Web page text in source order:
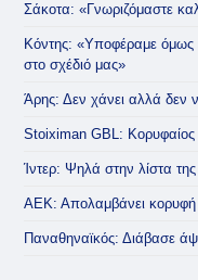
Σάκοτα: «Γνωριζόμαστε
Κόντης: «Υποφέραμε όμως
στο σχέδιό μας»
Άρης: Δεν χάνει αλλά δεν
Stoiximan GBL: Κορυφαίος
Ίντερ: Ψηλά στην λίστα
ΑΕΚ: Απολαμβάνει κορυφή
Παναθηναϊκός: Διάβασε